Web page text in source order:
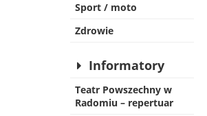
Sport / moto
Zdrowie
Informatory
Teatr Powszechny w
Radomiu – repertuar